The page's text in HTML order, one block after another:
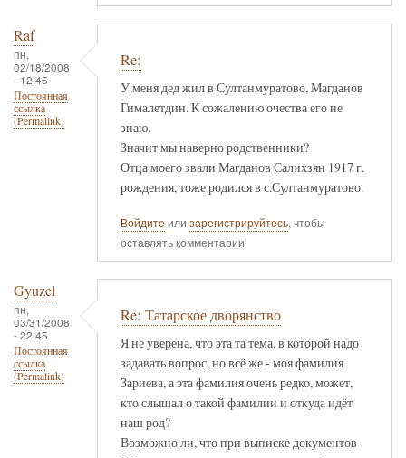
Raf
пн,
02/18/2008
- 12:45
Постоянная
ссылка
(Permalink)
Re:
У меня дед жил в Султанмуратово, Магданов
Гималетдин. К сожалению очества его не
знаю.
Значит мы наверно родственники?
Отца моего звали Магданов Салихзян 1917 г.
рождения, тоже родился в с.Султанмуратово.
Войдите или зарегистрируйтесь, чтобы
оставлять комментарии
Gyuzel
пн,
03/31/2008
- 22:45
Постоянная
ссылка
(Permalink)
Re: Татарское дворянство
Я не уверена, что эта та тема, в которой надо
задавать вопрос, но всё же - моя фамилия
Зариева, а эта фамилия очень редко, может,
кто слышал о такой фамилии и откуда идёт
наш род?
Возможно ли, что при выписке документов